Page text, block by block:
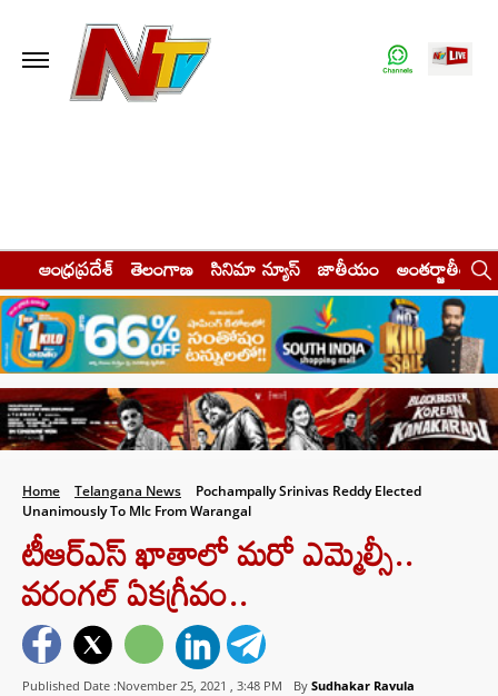
ఆంధ్రప్రదేశ్ తెలంగాణ సినిమా న్యూస్ జాతీయం అంతర్జాతీయం
Home Telangana News
Pochampally Srinivas Reddy Elected
Unanimously To Mlc From Warangal
టీఆర్ఎస్‌ ఖాతాలో మరో ఎమ్మెల్సీ..
వరంగల్‌ ఏకగ్రీవం..
Published Date :November 25, 2021 , 3:48 PM By Sudhakar Ravula